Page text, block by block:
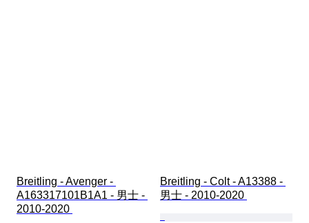
Breitling - Avenger -
A163317101B1A1 - 男士 -
2010-2020
Breitling - Colt - A13388 -
男士 - 2010-2020